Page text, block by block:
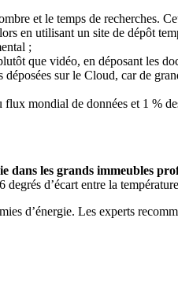
et le temps de recherches.
en utilisant un site de dépôt
;
que vidéo, en déposant les
sur le Cloud, car de
mondial de données et 1 %
dans les grands immeubles
d’écart entre la
d’énergie. Les experts